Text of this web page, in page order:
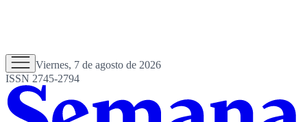
Viernes, 7 de agosto de 2026
ISSN 2745-2794